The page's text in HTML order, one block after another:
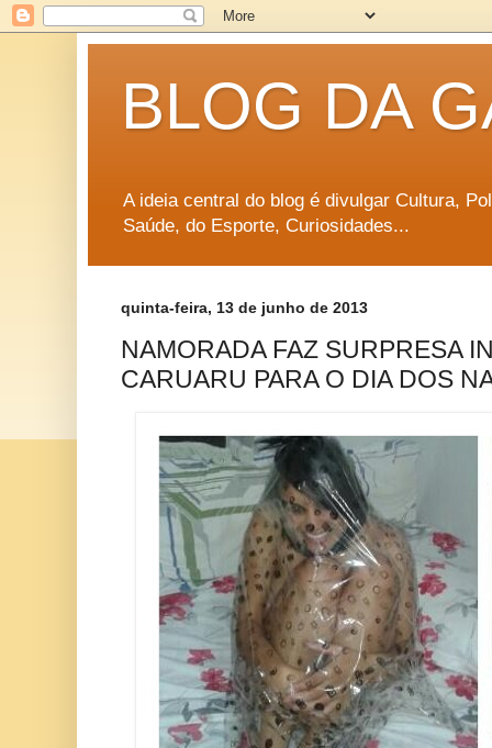
BLOG DA
A ideia central do blog é divulgar Cultura,
Saúde, do Esporte, Curiosidades...
quinta-feira, 13 de junho de 2013
NAMORADA FAZ SURPRESA
CARUARU PARA O DIA DOS